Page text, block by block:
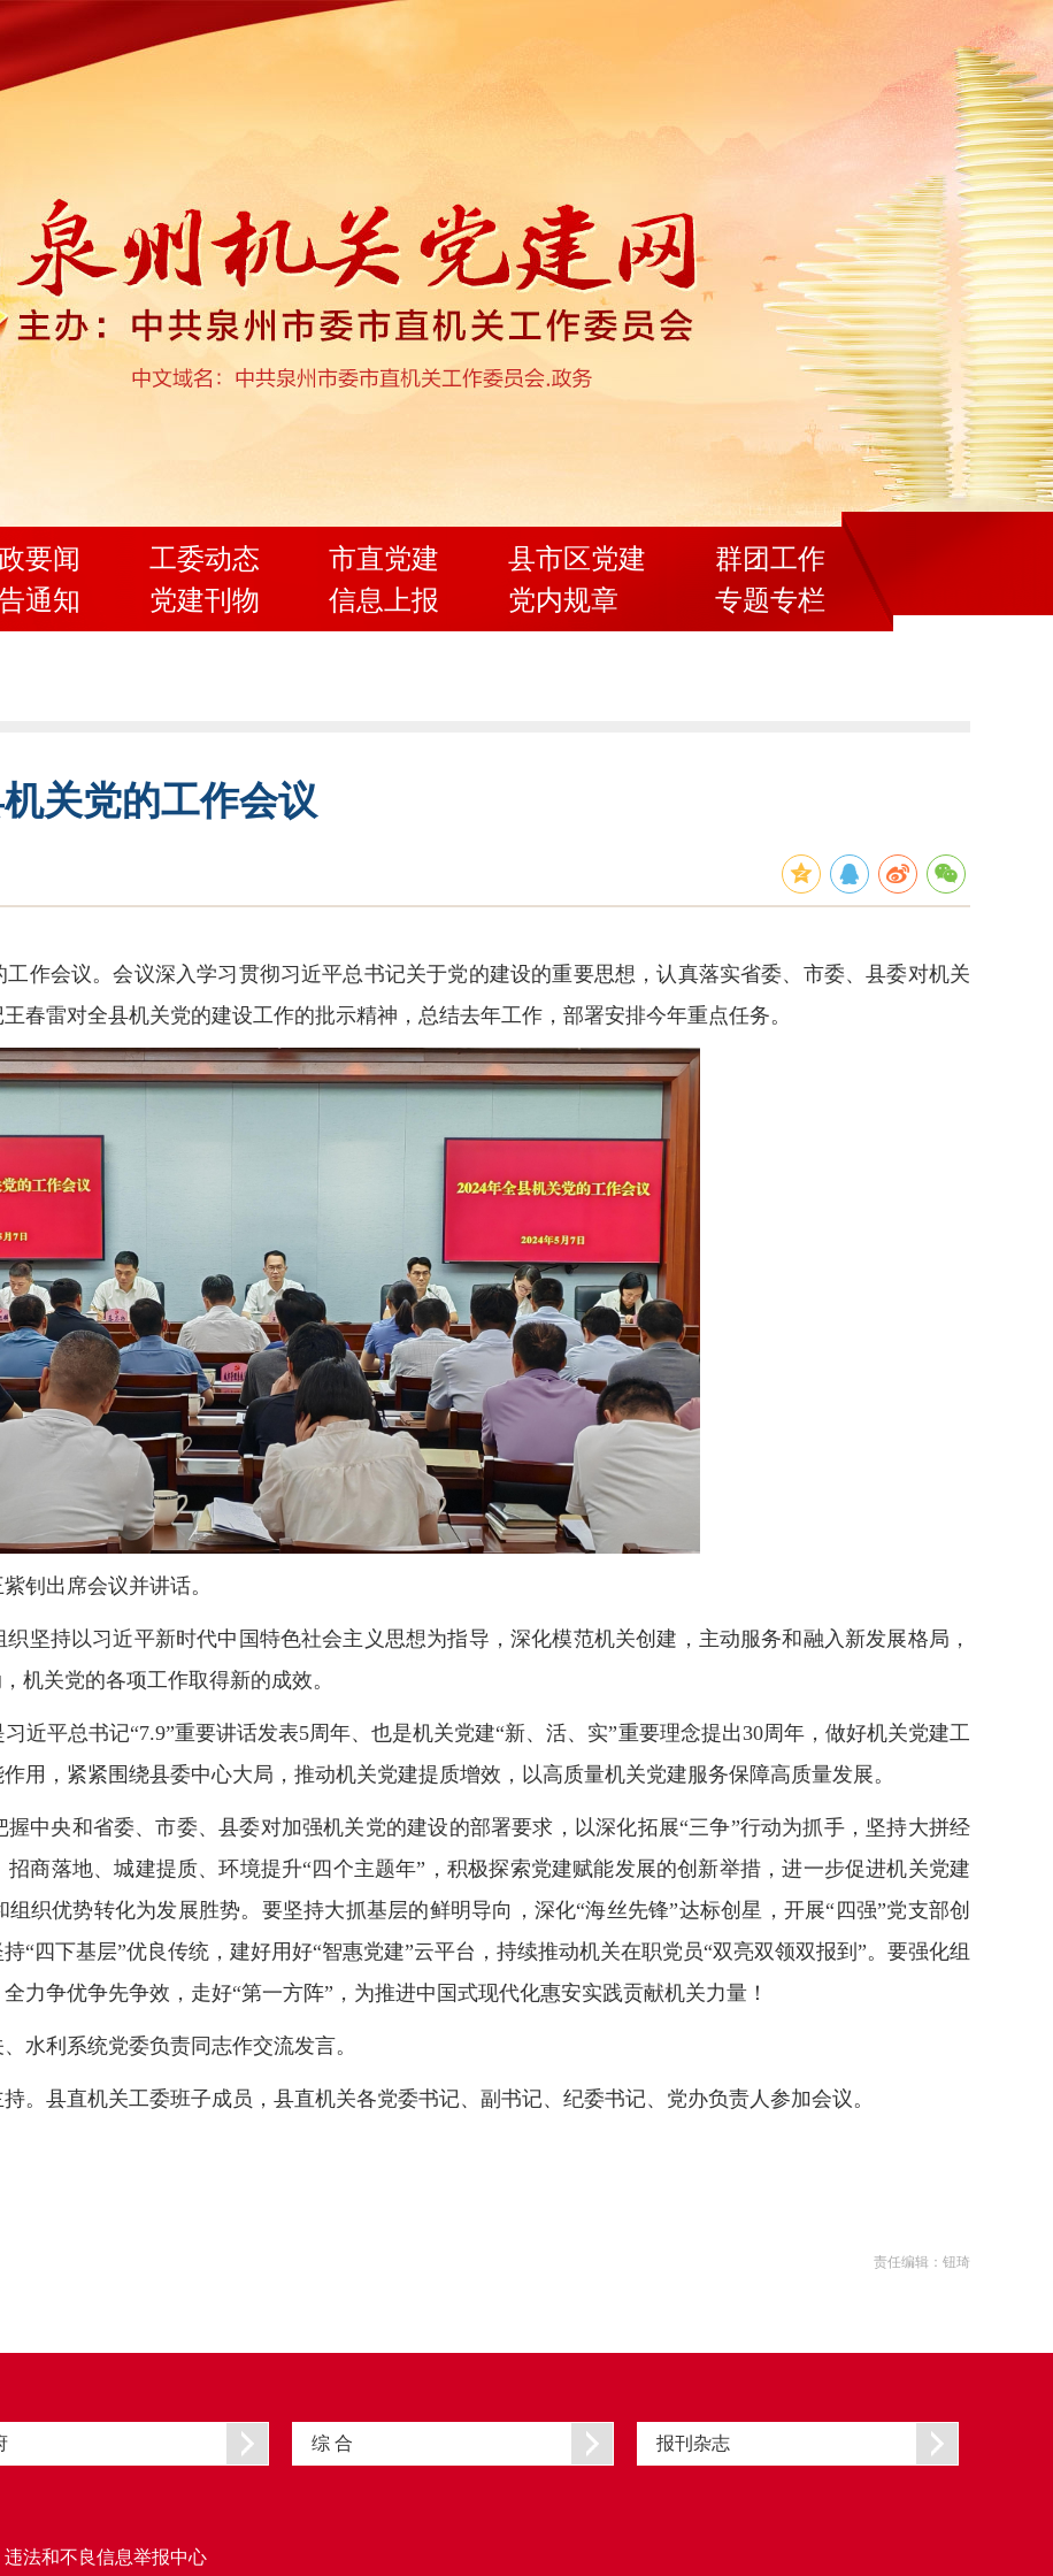
要闻
通知
工委动态
党建刊物
市直党建
信息上报
县市区党建
党内规章
群团工作
专题专栏
关党的工作会议
工作会议。会议深入学习贯彻习近平总书记关于党的建设的重要思想，认真落实省委、市委、县委对机关
春雷对全县机关党的建设工作的批示精神，总结去年工作，部署安排今年重点任务。
钊出席会议并讲话。
坚持以习近平新时代中国特色社会主义思想为指导，深化模范机关创建，主动服务和融入新发展格局，
机关党的各项工作取得新的成效。
近平总书记“7.9”重要讲话发表5周年、也是机关党建“新、活、实”重要理念提出30周年，做好机关党建工
用，紧紧围绕县委中心大局，推动机关党建提质增效，以高质量机关党建服务保障高质量发展。
中央和省委、市委、县委对加强机关党的建设的部署要求，以深化拓展“三争”行动为抓手，坚持大拼经
商落地、城建提质、环境提升“四个主题年”，积极探索党建赋能发展的创新举措，进一步促进机关党建
织优势转化为发展胜势。要坚持大抓基层的鲜明导向，深化“海丝先锋”达标创星，开展“四强”党支部创
“四下基层”优良传统，建好用好“智惠党建”云平台，持续推动机关在职党员“双亮双领双报到”。要强化组
力争优争先争效，走好“第一方阵”，为推进中国式现代化惠安实践贡献机关力量！
水利系统党委负责同志作交流发言。
。县直机关工委班子成员，县直机关各党委书记、副书记、纪委书记、党办负责人参加会议。
责任编辑：钮琦
综 合 报刊杂志
违法和不良信息举报中心